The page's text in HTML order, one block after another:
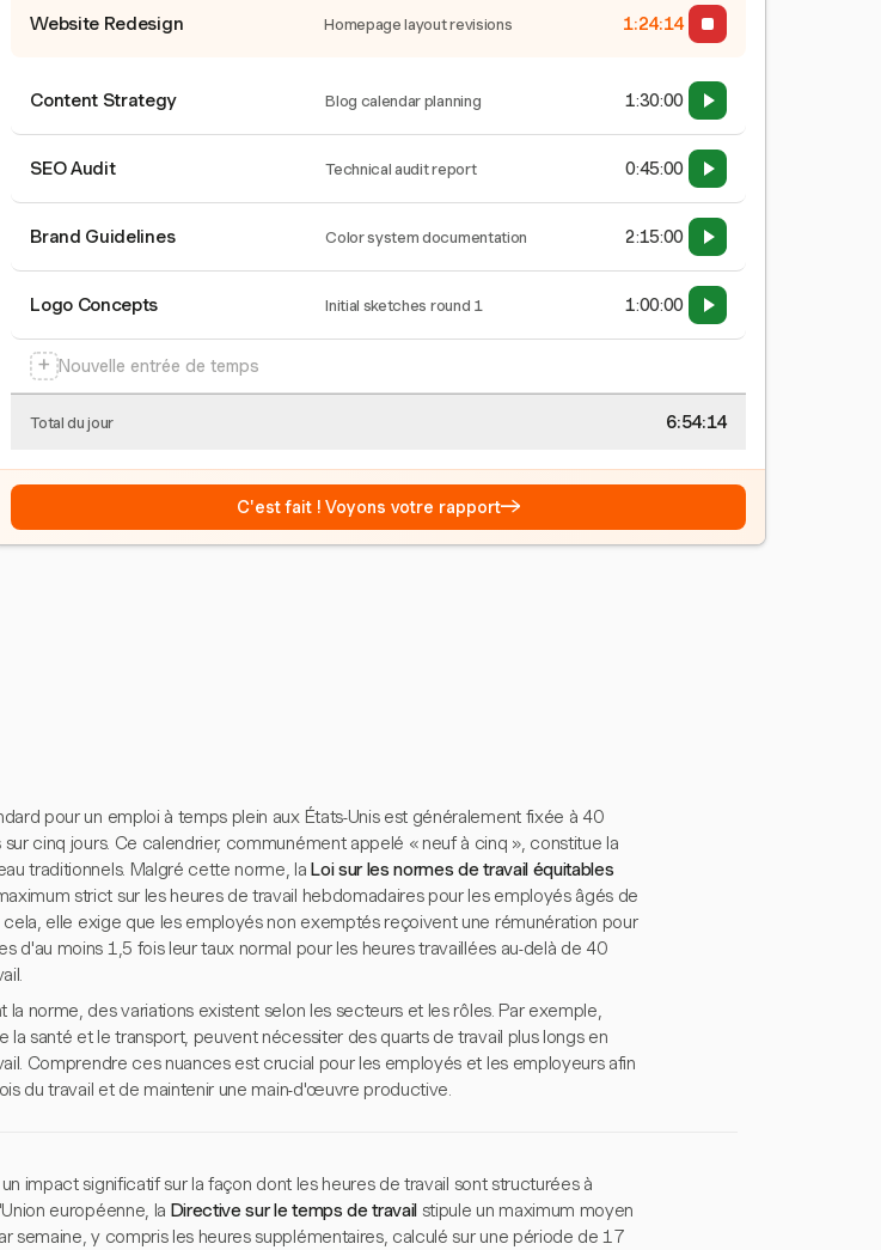
Website Redesign Homepage layout revisions 1:24:15
Content Strategy Blog calendar planning 1:30:00
SEO Audit Technical audit report 0:45:00
Brand Guidelines Color system documentation 2:15:00
Logo Concepts Initial sketches round 1 1:00:00
+ Nouvelle entrée de temps
Total du jour 6:54:15
C'est fait ! Voyons votre rapport→
pour un emploi à temps plein aux États-Unis est généralement fixée à 40
cinq jours. Ce calendrier, communément appelé « neuf à cinq », constitue la
traditionnels. Malgré cette norme, la Loi sur les normes de travail équitables
strict sur les heures de travail hebdomadaires pour les employés âgés de
cela, elle exige que les employés non exemptés reçoivent une rémunération pour
d'au moins 1,5 fois leur taux normal pour les heures travaillées au-delà de 40
la norme, des variations existent selon les secteurs et les rôles. Par exemple,
la santé et le transport, peuvent nécessiter des quarts de travail plus longs en
Comprendre ces nuances est crucial pour les employés et les employeurs afin
du travail et de maintenir une main-d'œuvre productive.
impact significatif sur la façon dont les heures de travail sont structurées à
européenne, la Directive sur le temps de travail stipule un maximum moyen
semaine, y compris les heures supplémentaires, calculé sur une période de 17